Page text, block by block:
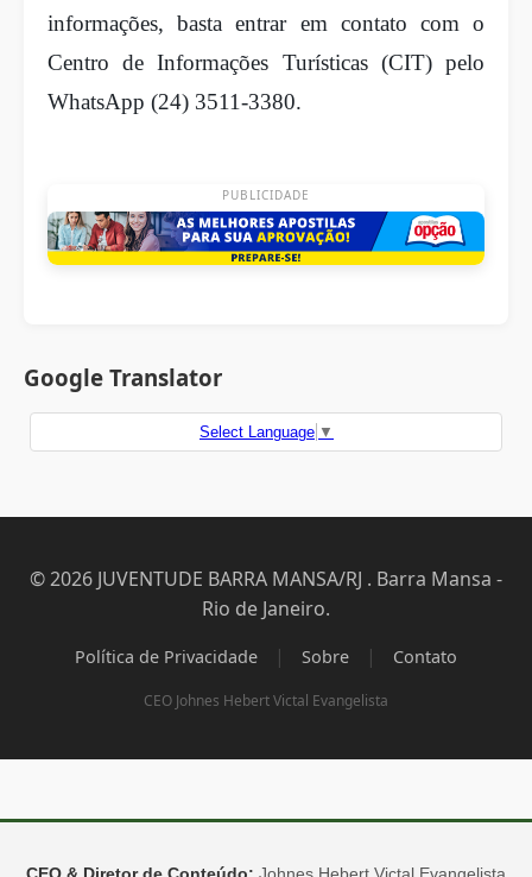
informações, basta entrar em contato com o
Centro de Informações Turísticas (CIT) pelo
WhatsApp (24) 3511-3380.
PUBLICIDADE
Google Translator
Select Language ▼
© 2026 JUVENTUDE BARRA MANSA/RJ . Barra Mansa -
Rio de Janeiro.
Política de Privacidade | Sobre | Contato
CEO Johnes Hebert Victal Evangelista